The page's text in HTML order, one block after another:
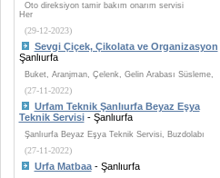
Oto direksiyon tamir bakım onarım servisi
Her
(29-12-2023)
Sevgi Çiçek, Çikolata ve Organizasyon
Şanlıurfa
Buket, Aranjman, Çelenk, Gelin Arabası Süsleme,
(27-11-2022)
Urfam Teknik Şanlıurfa Beyaz Eşya
Teknik Servisi- Şanlıurfa
Şanlıurfa Beyaz Eşya Teknik Servisi, Buzdolabı
(27-11-2022)
Urfa Matbaa- Şanlıurfa